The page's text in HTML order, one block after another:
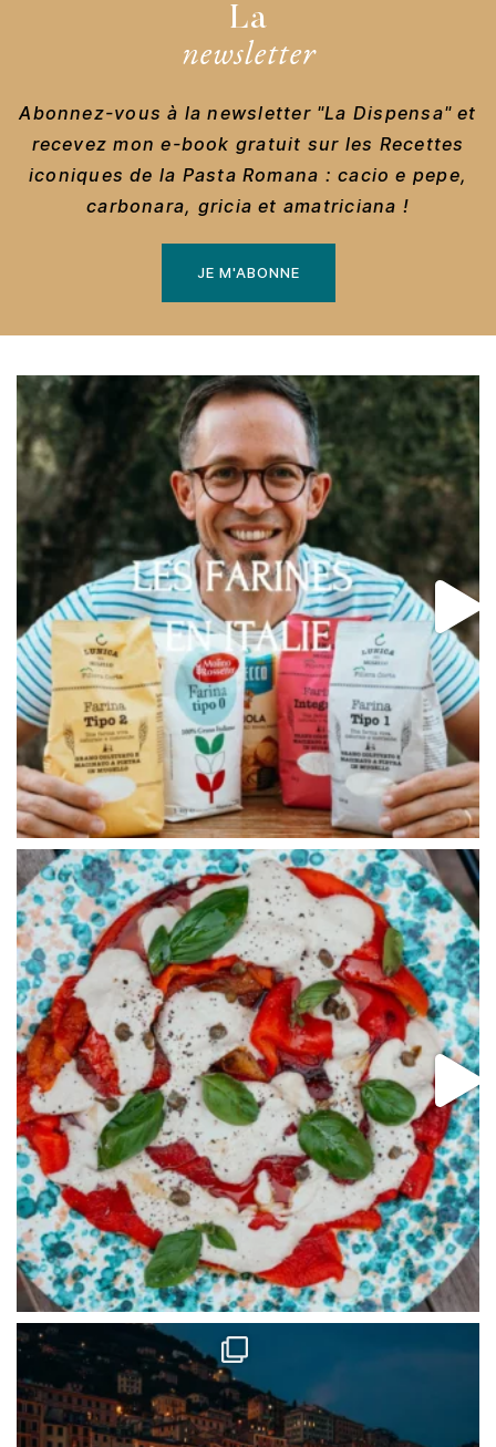
La
newsletter
Abonnez-vous à la newsletter "La Dispensa" et
recevez mon e-book gratuit sur les Recettes
iconiques de la Pasta Romana : cacio e pepe,
carbonara, gricia et amatriciana !
JE M'ABONNE